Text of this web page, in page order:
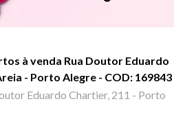
à venda Rua Doutor Eduardo
- Porto Alegre - COD: 169843
Eduardo Chartier, 211 - Porto